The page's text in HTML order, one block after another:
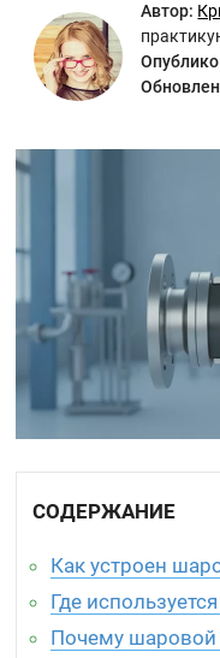
Автор:
СОДЕРЖАНИЕ
Как устроен
Где
Почему шаровой